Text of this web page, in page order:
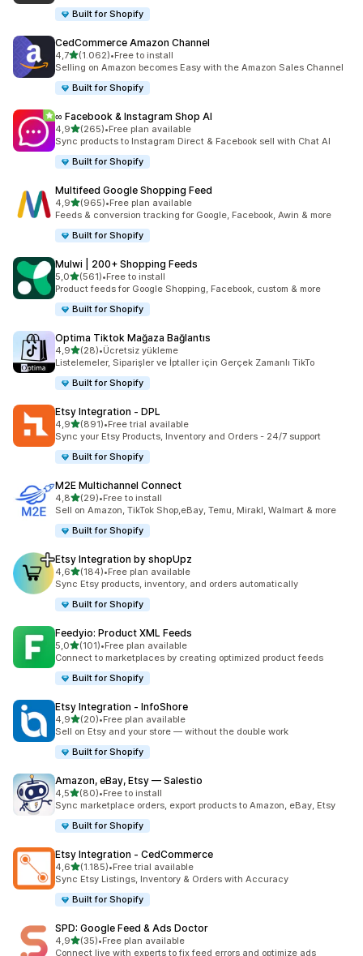
Built for Shopify
CedCommerce Amazon Channel
4,75 yıldız üzerinden
(1.062)
toplam 1062 değerlendirme
•Free to install
Selling on Amazon becomes Easy with the Amazon Sales Channel
Built for Shopify
∞ Facebook & Instagram Shop AI
4,95 yıldız üzerinden
(265)
toplam 265 değerlendirme
•Free plan available
Sync products to Instagram Direct & Facebook sell with Chat AI
Built for Shopify
Multifeed Google Shopping Feed
4,95 yıldız üzerinden
(965)
toplam 965 değerlendirme
•Free plan available
Feeds & conversion tracking for Google, Facebook, Awin & more
Built for Shopify
Mulwi | 200+ Shopping Feeds
5,05 yıldız üzerinden
(561)
toplam 561 değerlendirme
•Free to install
Product feeds for Google Shopping, Facebook, custom & more
Built for Shopify
Optima Tiktok Mağaza Bağlantıs
4,95 yıldız üzerinden
(28)
toplam 28 değerlendirme
•Ücretsiz yükleme
Listelemeler, Siparişler ve İptaller için Gerçek Zamanlı TikTo
Built for Shopify
Etsy Integration ‑ DPL
4,95 yıldız üzerinden
(891)
toplam 891 değerlendirme
•Free trial available
Sync your Etsy Products, Inventory and Orders - 24/7 support
Built for Shopify
M2E Multichannel Connect
4,85 yıldız üzerinden
(29)
toplam 29 değerlendirme
•Free to install
Sell on Amazon, TikTok Shop,eBay, Temu, Mirakl, Walmart & more
Built for Shopify
Etsy Integration by shopUpz
4,65 yıldız üzerinden
(184)
toplam 184 değerlendirme
•Free plan available
Sync Etsy products, inventory, and orders automatically
Built for Shopify
Feedyio: Product XML Feeds
5,05 yıldız üzerinden
(101)
toplam 101 değerlendirme
•Free plan available
Connect to marketplaces by creating optimized product feeds
Built for Shopify
Etsy Integration ‑ InfoShore
4,95 yıldız üzerinden
(20)
toplam 20 değerlendirme
•Free plan available
Sell on Etsy and your store — without the double work
Built for Shopify
Amazon, eBay, Etsy — Salestio
4,55 yıldız üzerinden
(80)
toplam 80 değerlendirme
•Free to install
Sync marketplace orders, export products to Amazon, eBay, Etsy
Built for Shopify
Etsy Integration ‑ CedCommerce
4,65 yıldız üzerinden
(1.185)
toplam 1185 değerlendirme
•Free trial available
Sync Etsy Listings, Inventory & Orders with Accuracy
Built for Shopify
SPD: Google Feed & Ads Doctor
4,95 yıldız üzerinden
(35)
toplam 35 değerlendirme
•Free plan available
Connect live with experts to fix feed errors and optimize ads